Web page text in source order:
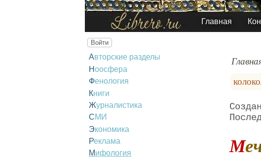
Главная
Войти
Авторские разделы
Ноосфера
Фенология
Книги
Журналистика
СМИ
Экономика
Реклама
Мифология